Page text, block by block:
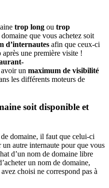
trop long ou trop
que vous achetez soit
d’internautes afin que ceux-ci
une première visite !
un maximum de visibilité
les différents moteurs de
soit disponible et
domaine, il faut que celui-ci
un autre internaute pour que vous
d’un nom de domaine libre
un nom de domaine,
choisi ne correspond pas à